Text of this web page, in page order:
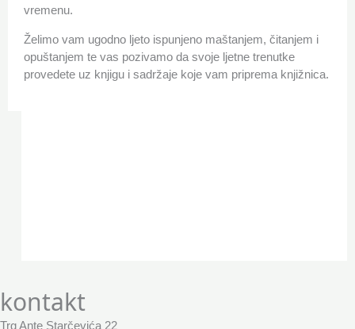
vremenu.
Želimo vam ugodno ljeto ispunjeno maštanjem, čitanjem i
opuštanjem te vas pozivamo da svoje ljetne trenutke
provedete uz knjigu i sadržaje koje vam priprema knjižnica.
kontakt
Trg Ante Starčevića 22